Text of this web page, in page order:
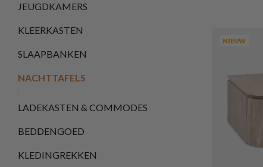
JEUGDKAMERS
KLEERKASTEN
SLAAPBANKEN
NACHTTAFELS
LADEKASTEN & COMMODES
BEDDENGOED
KLEDINGREKKEN
NIEUW